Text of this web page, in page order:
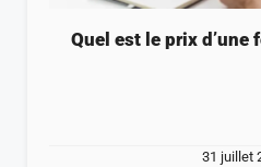
Quel est le prix d’une
31 juillet